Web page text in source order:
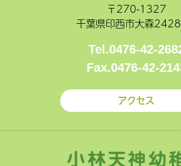
〒270-1327
千葉県印西市大森
Tel.0476-42-
Fax.0476-42-
アクセス